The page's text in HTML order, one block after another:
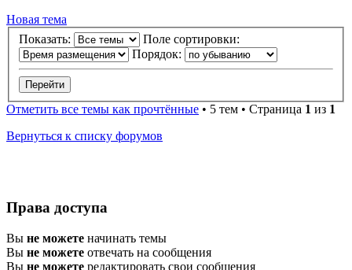
Новая
тема
Новая тема
Показать:
Поле сортировки:
Порядок:
Отметить все темы как прочтённые • 5 тем • Страница 1 из 1
Вернуться к списку форумов
Права доступа
Вы не можете начинать темы
Вы не можете отвечать на сообщения
Вы не можете редактировать свои сообщения